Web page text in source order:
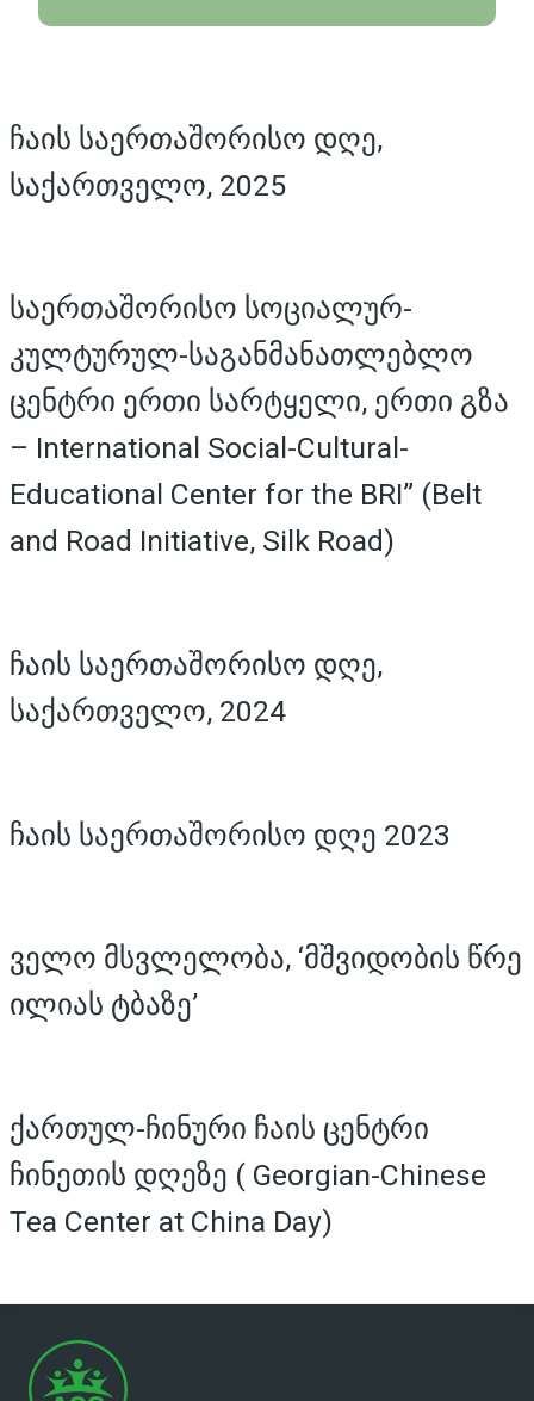
ჩაის საერთაშორისო დღე,
საქართველო, 2025
საერთაშორისო სოციალურ-
კულტურულ-საგანმანათლებლო
ცენტრი ერთი სარტყელი, ერთი გზა
– International Social-Cultural-
Educational Center for the BRI” (Belt
and Road Initiative, Silk Road)
ჩაის საერთაშორისო დღე,
საქართველო, 2024
ჩაის საერთაშორისო დღე 2023
ველო მსვლელობა, ‘მშვიდობის წრე
ილიას ტბაზე’
ქართულ-ჩინური ჩაის ცენტრი
ჩინეთის დღეზე ( Georgian-Chinese
Tea Center at China Day)